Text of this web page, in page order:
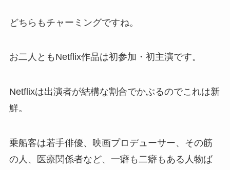
どちらもチャーミングですね。
お二人ともNetflix作品は初参加・初主演です。
Netflixは出演者が結構な割合でかぶるのでこれは新
鮮。
乗船客は若手俳優、映画プロデューサー、その筋
の人、医療関係者など、一癖も二癖もある人物ば